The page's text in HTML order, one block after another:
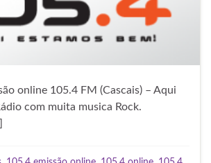
online 105.4 FM (Cascais) – Aqui
com muita musica Rock.